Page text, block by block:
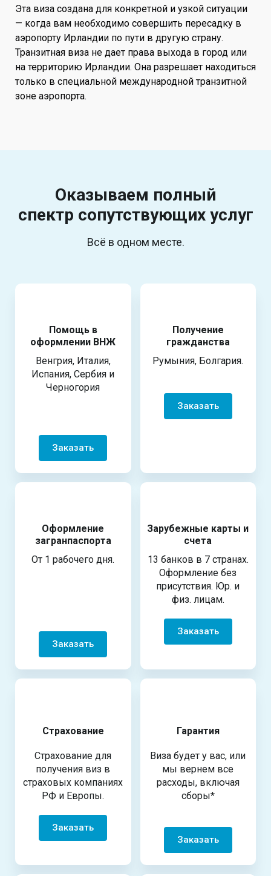
Эта виза создана для конкретной и узкой ситуации
— когда вам необходимо совершить пересадку в
аэропорту Ирландии по пути в другую страну.
Транзитная виза не дает права выхода в город или
на территорию Ирландии. Она разрешает находиться
только в специальной международной транзитной
зоне аэропорта.
Оказываем полный
спектр сопутствующих услуг
Всё в одном месте.
Помощь в
оформлении ВНЖ
Венгрия, Италия,
Испания, Сербия и
Черногория
Заказать
Получение
гражданства
Румыния, Болгария.
Заказать
Оформление
загранпаспорта
От 1 рабочего дня.
Заказать
Зарубежные карты и
счета
13 банков в 7 странах.
Оформление без
присутствия. Юр. и
физ. лицам.
Заказать
Страхование
Страхование для
получения виз в
страховых компаниях
РФ и Европы.
Заказать
Гарантия
Виза будет у вас, или
мы вернем все
расходы, включая
сборы*
Заказать